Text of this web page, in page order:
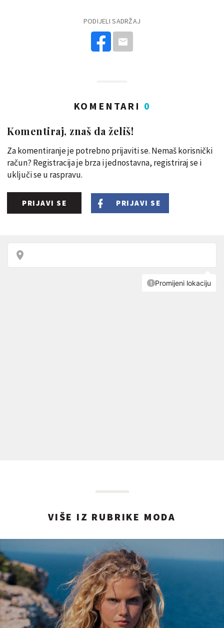
PODIJELI SADRŽAJ
KOMENTARI 0
Komentiraj, znaš da želiš!
Za komentiranje je potrebno prijaviti se. Nemaš korisnički
račun? Registracija je brza i jednostavna, registriraj se i
uključi se u raspravu.
PRIJAVI SE PRIJAVI SE
VIŠE IZ RUBRIKE MODA